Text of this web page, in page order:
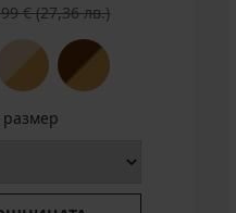
цена
€(27,36 лв.)